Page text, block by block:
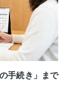
手続き」まで